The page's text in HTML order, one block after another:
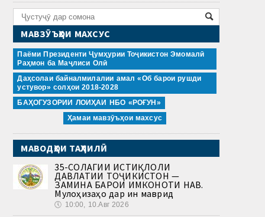
МАВЗӮЪҲОИ МАХСУС
Паёми Президенти Ҷумҳурии Тоҷикистон Эмомалӣ
Раҳмон ба Маҷлиси Олӣ
Даҳсолаи байналмилалии амал «Об барои рушди
устувор» солҳои 2018-2028
БАҲОГУЗОРИИ ЛОИҲАИ НБО «РОҒУН»
Ҳамаи мавзӯъҳои махсус
МАВОДҲОИ ТАҲЛИЛӢ
35-СОЛАГИИ ИСТИҚЛОЛИ
ДАВЛАТИИ ТОҶИКИСТОН —
ЗАМИНА БАРОИ ИМКОНОТИ НАВ.
Мулоҳизаҳо дар ин маврид
🕔 10:00, 10.Авг 2026